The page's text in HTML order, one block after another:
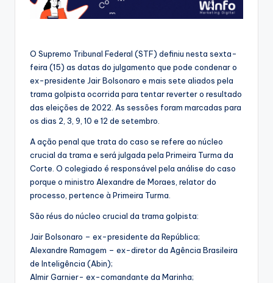
O Supremo Tribunal Federal (STF) definiu nesta sexta-
feira (15) as datas do julgamento que pode condenar o
ex-presidente Jair Bolsonaro e mais sete aliados pela
trama golpista ocorrida para tentar reverter o resultado
das eleições de 2022. As sessões foram marcadas para
os dias 2, 3, 9, 10 e 12 de setembro.
A ação penal que trata do caso se refere ao núcleo
crucial da trama e será julgada pela Primeira Turma da
Corte. O colegiado é responsável pela análise do caso
porque o ministro Alexandre de Moraes, relator do
processo, pertence à Primeira Turma.
São réus do núcleo crucial da trama golpista:
Jair Bolsonaro – ex-presidente da República;
Alexandre Ramagem – ex-diretor da Agência Brasileira
de Inteligência (Abin);
Almir Garnier- ex-comandante da Marinha;